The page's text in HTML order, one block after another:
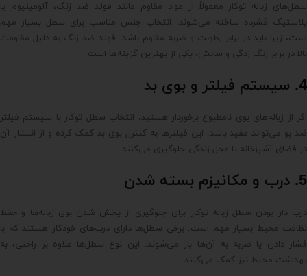
سطل‌های زباله توکار معمولاً از مواد مقاوم مانند فولاد ضد زنگ، آلومینیوم یا
پلاستیک فشرده ساخته می‌شوند. انتخاب جنس مناسب برای سطل بسیار مهم
است، زیرا باید در برابر رطوبت و ضربه مقاوم باشد. فولاد ضد زنگ به دلیل مقاومت
بالا در برابر زنگ زدگی و سایش، یکی از بهترین گزینه‌ها است.
4. سیستم فیلتر و بوی بد
اگر از زباله‌های بوی نامطبوع برخوردار هستید، انتخاب سطل توکار با سیستم فیلتر
ضد بو می‌تواند مفید باشد. این فیلترها به کنترل بوی بد کمک کرده و از انتشار آن
در فضای آشپزخانه یا محل زندگی جلوگیری می‌کنند.
5. درب و مکانیزم بسته شدن
درب دار بودن سطل زباله توکار برای جلوگیری از پخش شدن بوی زباله‌ها و حفظ
نظافت محیط بسیار مهم است. برخی سطل‌ها دارای درب‌های خودکار هستند که با
فشار دادن یا ضربه به آن‌ها باز می‌شوند. این نوع سطل‌ها علاوه بر راحتی، به
بهداشت محیط نیز کمک می‌کنند.